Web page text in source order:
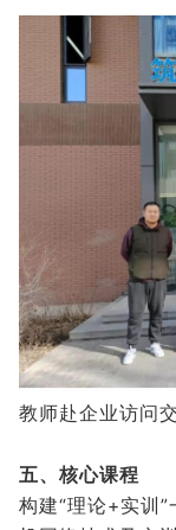
教师赴企业访问
五、核心课程
构建“理论+实训